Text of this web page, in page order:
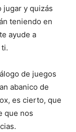
jugar y quizás
teniendo en
ayude a
de juegos
abanico de
es cierto, que
que nos